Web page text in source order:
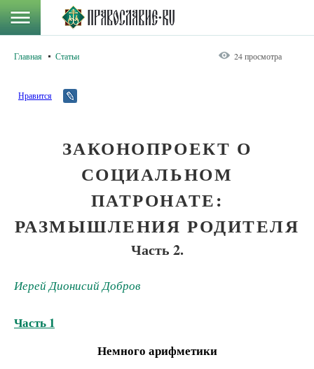
Главная Статьи 24 просмотра
Нравится
ЗАКОНОПРОЕКТ О
СОЦИАЛЬНОМ
ПАТРОНАТЕ:
РАЗМЫШЛЕНИЯ РОДИТЕЛЯ
Часть 2.
Иерей Дионисий Добров
Часть 1
Немного арифметики